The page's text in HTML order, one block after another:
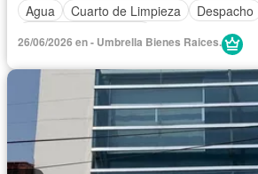
Agua
Cuarto de Limpieza
Despacho
26/06/2026 en - Umbrella Bienes Raices.